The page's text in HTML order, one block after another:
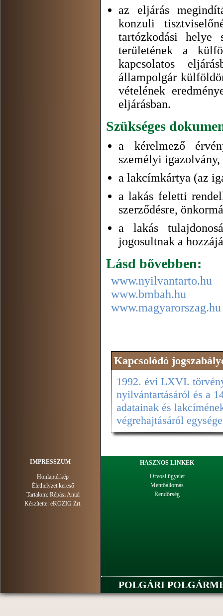
az eljárás
konzuli
tartózkodási helye
területének a
kapcsolatos
állampolgár
vételének
eljárásban.
Szükséges
a kérelmező
személyi
a lakcímkártya (az
a lakás feletti
szerződésre,
a lakás
jogosultnak a
Lásd bővebben:
www.nyilvantarto.hu
www.bmbah.hu
www.magyarorszag.hu
Kapcsolódó
1992. évi LXVI.
nyilvántartásáról és a
adatainak és
végrehajtásáról
IMPRESSZUM
Honlaptérkép
Élethelyzet kereső
Tartalom: Répási Antal
Készítette: eKÖZIG Zrt.
HASZNOS LINKEK
Orvosi ügyelet
Mentőállomás
Rendőrség
POLGÁRI